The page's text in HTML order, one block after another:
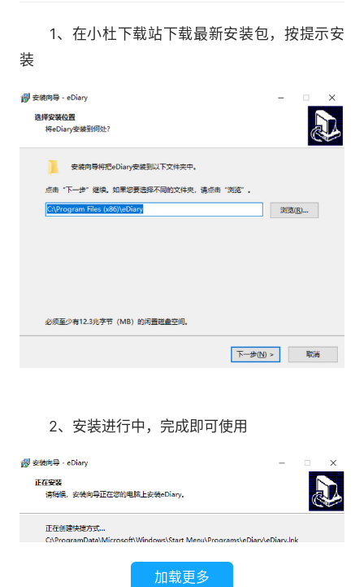
1、在小杜下载站下载最新安装包，按提示安
装
2、安装进行中，完成即可使用
加载更多